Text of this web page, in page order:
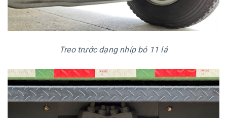
Treo trước dạng nhíp bó 11 lá